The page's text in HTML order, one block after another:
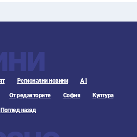
Регионални новини А1
От редакторите София Култура
Поглед назад